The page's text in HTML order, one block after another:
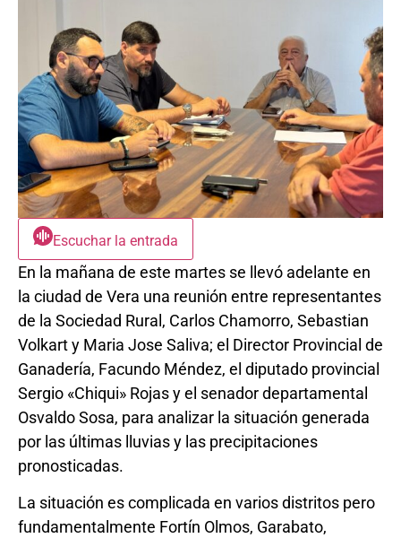
Escuchar la entrada
En la mañana de este martes se llevó adelante en
la ciudad de Vera una reunión entre representantes
de la Sociedad Rural, Carlos Chamorro, Sebastian
Volkart y Maria Jose Saliva; el Director Provincial de
Ganadería, Facundo Méndez, el diputado provincial
Sergio «Chiqui» Rojas y el senador departamental
Osvaldo Sosa, para analizar la situación generada
por las últimas lluvias y las precipitaciones
pronosticadas.
La situación es complicada en varios distritos pero
fundamentalmente Fortín Olmos, Garabato,